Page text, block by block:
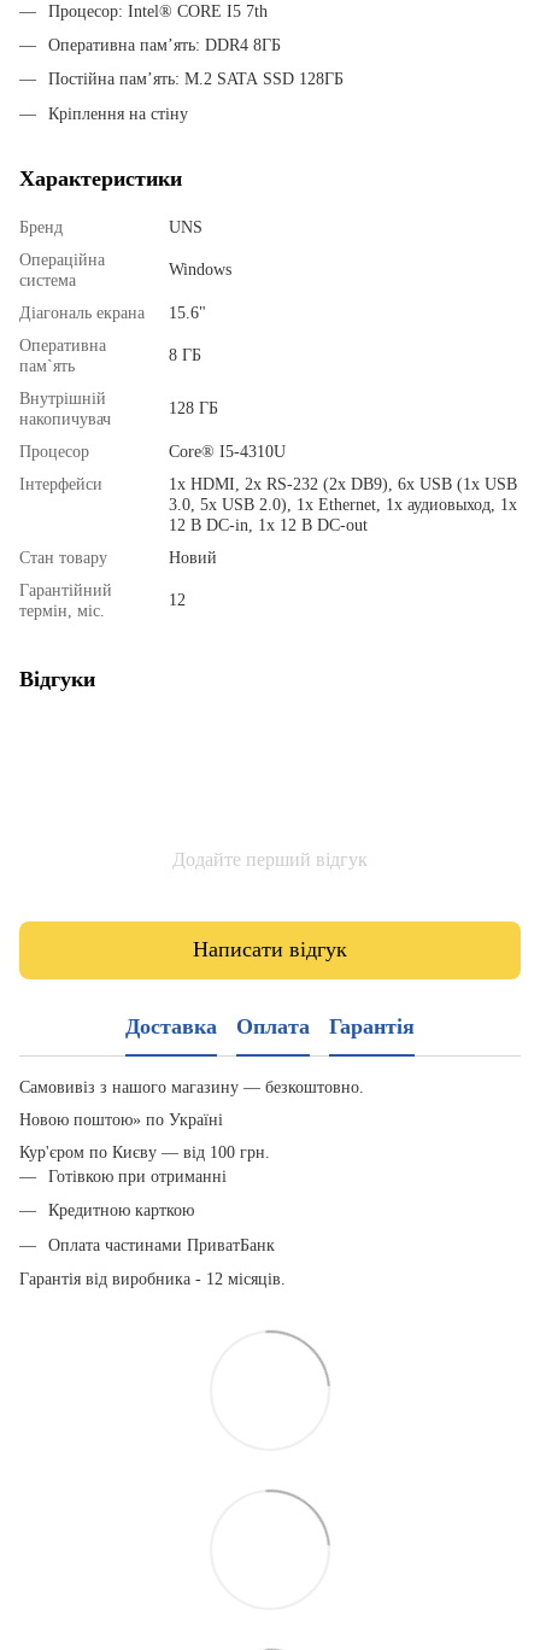
Процесор: Intel® CORE I5 7th
Оперативна пам’ять: DDR4 8ГБ
Постійна пам’ять: M.2 SATA SSD 128ГБ
Кріплення на стіну
Характеристики
Бренд
UNS
Операційна
система
Windows
Діагональ екрана
15.6"
Оперативна
пам`ять
8 ГБ
Внутрішній
накопичувач
128 ГБ
Процесор
Core® I5-4310U
Інтерфейси
1x HDMI, 2x RS-232 (2x DB9), 6x USB (1х USB
3.0, 5x USB 2.0), 1x Ethernet, 1x аудиовыход, 1x
12 В DC-in, 1x 12 В DC-out
Стан товару
Новий
Гарантійний
термін, міс.
12
Відгуки
Додайте перший відгук
Написати відгук
Доставка Оплата Гарантія
Самовивіз з нашого магазину — безкоштовно.
Новою поштою» по Україні
Кур'єром по Києву — від 100 грн.
Готівкою при отриманні
Кредитною карткою
Оплата частинами ПриватБанк
Гарантія від виробника - 12 місяців.